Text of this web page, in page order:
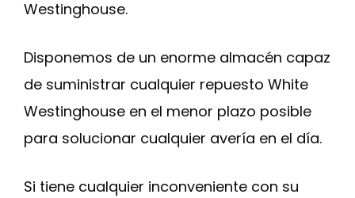
Westinghouse.
Disponemos de un enorme almacén capaz
de suministrar cualquier repuesto White
Westinghouse en el menor plazo posible
para solucionar cualquier avería en el día.
Si tiene cualquier inconveniente con su